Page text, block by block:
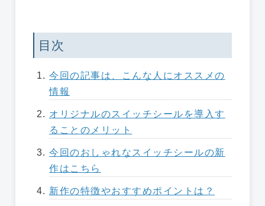
目次
今回の記事は、こんな人にオススメの
情報
オリジナルのスイッチシールを導入す
ることのメリット
今回のおしゃれなスイッチシールの新
作はこちら
新作の特徴やおすすめポイントは？